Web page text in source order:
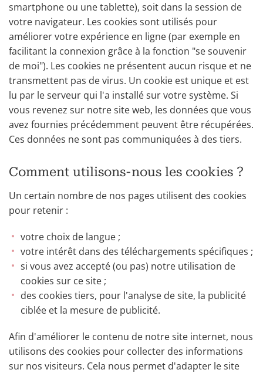
smartphone ou une tablette), soit dans la session de
votre navigateur. Les cookies sont utilisés pour
améliorer votre expérience en ligne (par exemple en
facilitant la connexion grâce à la fonction "se souvenir
de moi"). Les cookies ne présentent aucun risque et ne
transmettent pas de virus. Un cookie est unique et est
lu par le serveur qui l'a installé sur votre système. Si
vous revenez sur notre site web, les données que vous
avez fournies précédemment peuvent être récupérées.
Ces données ne sont pas communiquées à des tiers.
Comment utilisons-nous les cookies ?
Un certain nombre de nos pages utilisent des cookies
pour retenir :
votre choix de langue ;
votre intérêt dans des téléchargements spécifiques ;
si vous avez accepté (ou pas) notre utilisation de
cookies sur ce site ;
des cookies tiers, pour l'analyse de site, la publicité
ciblée et la mesure de publicité.
Afin d'améliorer le contenu de notre site internet, nous
utilisons des cookies pour collecter des informations
sur nos visiteurs. Cela nous permet d'adapter le site